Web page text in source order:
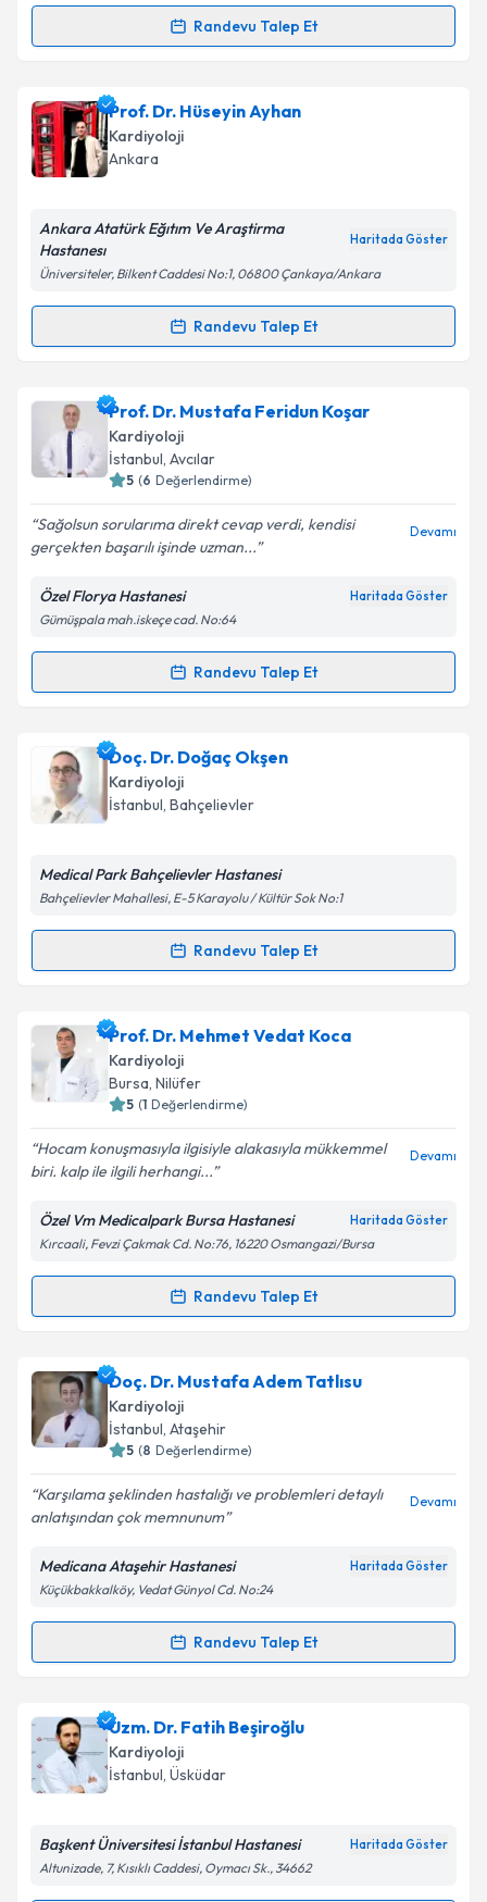
Randevu Talep Et
Randevu Takvimi Talebi
Uzm. Dr. Mahmut Acariçin randevu takvimi talebi
oluşturun. Size bu uzmandan randevu almanız için bir
takvim hazırlandığında e-posta ile bilgilendireceğiz.
Kişisel verilerimin işlenmesine ilişkinAydınlatma
'ni okudum ve kişisel verilerimin belirtilen
kapsamda işlenmesini kabul ediyorum.
Takvim Talebini Gönder
Prof. Dr. Hüseyin Ayhan
Kardiyoloji
Ankara
Ankara Atatürk Eğıtım Ve Araştirma
Hastanesı
Haritada Göster
Üniversiteler, Bilkent Caddesi No:1, 06800 Çankaya/Ankara
Randevu Talep Et
Randevu Takvimi Talebi
Prof. Dr. Hüseyin Ayhaniçin randevu takvimi talebi
oluşturun. Size bu uzmandan randevu almanız için bir
takvim hazırlandığında e-posta ile bilgilendireceğiz.
Kişisel verilerimin işlenmesine ilişkin
Aydınlatma
Metni'ni okudum ve kişisel verilerimin belirtilen
kapsamda işlenmesini kabul ediyorum.
Prof. Dr. Mustafa Feridun Koşar
Kardiyoloji
İstanbul, Avcılar
5 (6 Değerlendirme)
Sağolsun sorularıma direkt cevap verdi, kendisi
gerçekten başarılı işinde uzman...
Devamı
Özel Florya Hastanesi Haritada Göster
Gümüşpala mah.iskeçe cad. No:64
Randevu Talep Et
Randevu Takvimi Talebi
Prof. Dr. Mustafa Feridun Koşar
takvimi talebi oluşturun. Size bu uzmandan randevu
almanız için bir takvim hazırlandığında e-posta ile
bilgilendireceğiz.
Kişisel verilerimin işlenmesine ilişkinAydınlatma
kapsamda işlenmesini kabul ediyorum.
Takvim Talebini Gönder
Doç. Dr. Doğaç Okşen
Kardiyoloji
İstanbul, Bahçelievler
Medical Park Bahçelievler Hastanesi
Bahçelievler Mahallesi, E-5 Karayolu / Kültür Sok No:1
Randevu Talep Et
Randevu Takvimi Talebi
Doç. Dr. Doğaç Okşeniçin randevu takvimi talebi
oluşturun. Size bu uzmandan randevu almanız için bir
takvim hazırlandığında e-posta ile bilgilendireceğiz.
Kişisel verilerimin işlenmesine ilişkin
Aydınlatma
Metni'ni okudum ve kişisel verilerimin belirtilen
kapsamda işlenmesini kabul ediyorum.
Prof. Dr. Mehmet Vedat Koca
Kardiyoloji
Bursa, Nilüfer
5 (1 Değerlendirme)
Hocam konuşmasıyla ilgisiyle alakasıyla mükkemmel
biri. kalp ile ilgili herhangi...
Devamı
Özel Vm Medicalpark Bursa Hastanesi Haritada Göster
Kırcaali, Fevzi Çakmak Cd. No:76, 16220 Osmangazi/Bursa
Randevu Talep Et
Randevu Takvimi Talebi
Prof. Dr. Mehmet Vedat Kocaiçin randevu takvimi
talebi oluşturun. Size bu uzmandan randevu almanız
için bir takvim hazırlandığında e-posta ile
bilgilendireceğiz.
E-posta Adresiniz
Kişisel verilerimin işlenmesine ilişkin
Metni'ni okudum ve kişisel verilerimin belirtilen
kapsamda işlenmesini kabul ediyorum.
Doç. Dr. Mustafa Adem Tatlısu
Kardiyoloji
İstanbul, Ataşehir
5 (8 Değerlendirme)
Karşılama şeklinden hastalığı ve problemleri detaylı
anlatışından çok memnunum
Devamı
Medicana Ataşehir Hastanesi Haritada Göster
Küçükbakkalköy, Vedat Günyol Cd. No:24
Randevu Talep Et
Randevu Takvimi Talebi
Doç. Dr. Mustafa Adem Tatlısuiçin randevu takvimi
talebi oluşturun. Size bu uzmandan randevu almanız
için bir takvim hazırlandığında e-posta ile
bilgilendireceğiz.
E-posta Adresiniz
Uzm. Dr. Fatih Beşiroğlu
Kardiyoloji
İstanbul, Üsküdar
Başkent Üniversitesi İstanbul Hastanesi Haritada Göster
Altunizade, 7, Kısıklı Caddesi, Oymacı Sk., 34662